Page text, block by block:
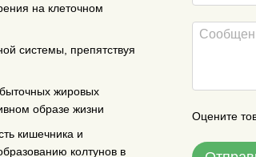
на клеточном
системы, препятствуя
жировых
образе жизни
кишечника и
колтунов в
Оцените